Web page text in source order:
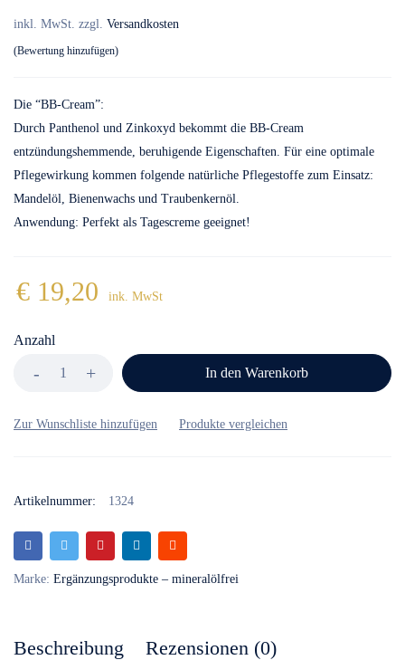
inkl. MwSt. zzgl. Versandkosten
Bewertung hinzufügen
Die “BB-Cream”:
Durch Panthenol und Zinkoxyd bekommt die BB-Cream
entzündungshemmende, beruhigende Eigenschaften. Für eine optimale
Pflegewirkung kommen folgende natürliche Pflegestoffe zum Einsatz:
Mandelöl, Bienenwachs und Traubenkernöl.
Anwendung: Perfekt als Tagescreme geeignet!
€ 19,20 ink. MwSt
Anzahl
In den Warenkorb
Artikelnummer: 1324
Marke: Ergänzungsprodukte – mineralölfrei
Beschreibung Rezensionen (0)